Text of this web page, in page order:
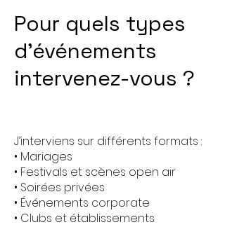
Pour quels types
d’événements
intervenez-vous ?
J’interviens sur différents formats :
• Mariages
• Festivals et scènes open air
• Soirées privées
• Événements corporate
• Clubs et établissements